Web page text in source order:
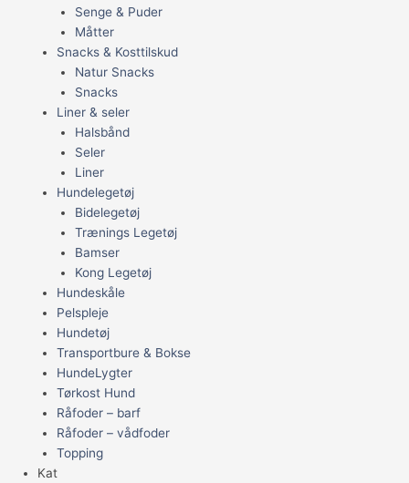
Senge & Puder
Måtter
Snacks & Kosttilskud
Natur Snacks
Snacks
Liner & seler
Halsbånd
Seler
Liner
Hundelegetøj
Bidelegetøj
Trænings Legetøj
Bamser
Kong Legetøj
Hundeskåle
Pelspleje
Hundetøj
Transportbure & Bokse
HundeLygter
Tørkost Hund
Råfoder – barf
Råfoder – vådfoder
Topping
Kat